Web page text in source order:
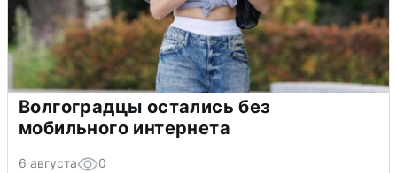
Волгоградцы остались без
мобильного интернета
6 августа 0